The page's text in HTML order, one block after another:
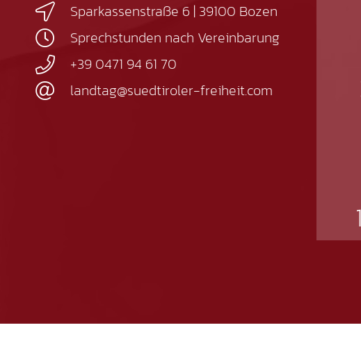
Sparkassenstraße 6 | 39100 Bozen
Sprechstunden nach Vereinbarung
+39 0471 94 61 70
landtag@suedtiroler-freiheit.com